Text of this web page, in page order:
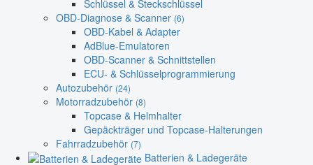
Schlüssel & Steckschlüssel
OBD-Diagnose & Scanner (6)
OBD-Kabel & Adapter
AdBlue-Emulatoren
OBD-Scanner & Schnittstellen
ECU- & Schlüsselprogrammierung
Autozubehör (24)
Motorradzubehör (8)
Topcase & Helmhalter
Gepäckträger und Topcase-Halterungen
Fahrradzubehör (7)
Batterien & Ladegeräte